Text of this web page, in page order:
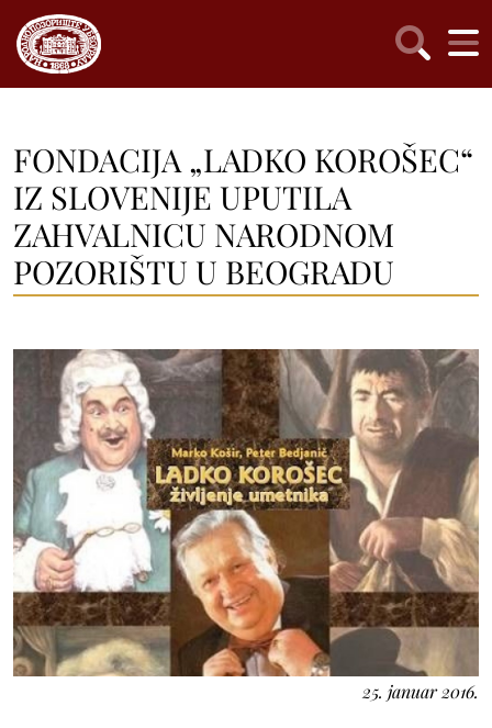
FONDACIJA „LADKO KOROŠEC“
IZ SLOVENIJE UPUTILA
ZAHVALNICU NARODNOM
POZORIŠTU U BEOGRADU
25. januar 2016.